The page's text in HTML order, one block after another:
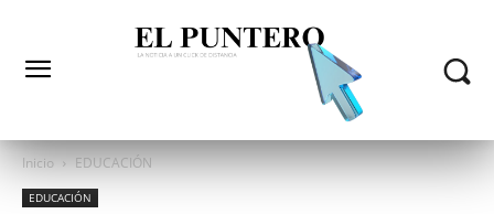
Inicio EDUCACIÓN
EDUCACIÓN